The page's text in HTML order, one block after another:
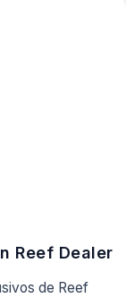
Reef Dealer
de Reef